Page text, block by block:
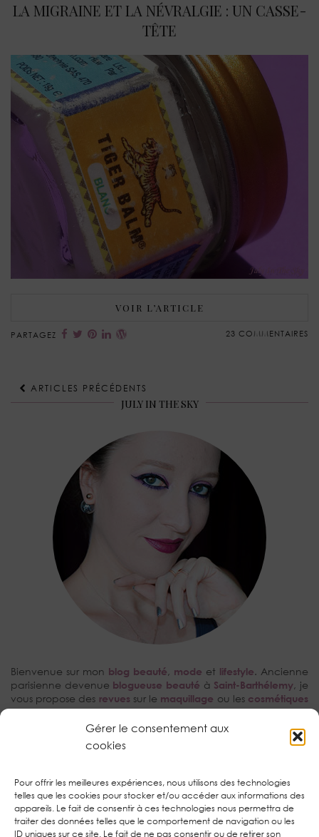
Gérer le consentement aux
cookies
Pour offrir les meilleures expériences, nous utilisons des technologies
telles que les cookies pour stocker et/ou accéder aux informations des
appareils. Le fait de consentir à ces technologies nous permettra de
traiter des données telles que le comportement de navigation ou les
ID uniques sur ce site. Le fait de ne pas consentir ou de retirer son
LA MIGRAINE ET LA NÉVRALGIE : UN CASSE-
TÊTE
VOIR L’ARTICLE
PARTAGEZ 23 COMMENTAIRES
ARTICLES PRÉCÉDENTS
JULY IN THE SKY
Bienvenue sur mon blog beauté, mode et lifestyle. Ancienne
parisienne devenue blogueuse beauté à Saint-Barthélemy, je
vous propose des revues sur le maquillage ou les cosmétiques
avec une prédilection pour lestutoriels make-upet la